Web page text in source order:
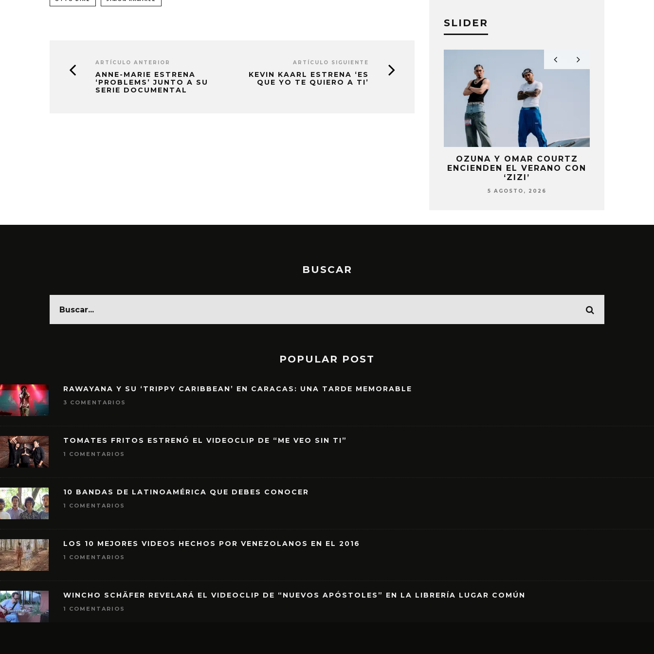
ARTÍCULO ANTERIOR
ANNE-MARIE ESTRENA
‘PROBLEMS’ JUNTO A SU
SERIE DOCUMENTAL
ARTÍCULO SIGUIENTE
KEVIN KAARL ESTRENA ‘ES
QUE YO TE QUIERO A TI’
SLIDER
OZUNA Y OMAR COURTZ
ENCIENDEN EL VERANO CON
‘ZIZI’
5 AGOSTO, 2026
BUSCAR
POPULAR POST
RAWAYANA Y SU ‘TRIPPY CARIBBEAN’ EN CARACAS: UNA TARDE MEMORABLE
3 COMENTARIOS
TOMATES FRITOS ESTRENÓ EL VIDEOCLIP DE “ME VEO SIN TI”
1 COMENTARIOS
10 BANDAS DE LATINOAMÉRICA QUE DEBES CONOCER
1 COMENTARIOS
LOS 10 MEJORES VIDEOS HECHOS POR VENEZOLANOS EN EL 2016
1 COMENTARIOS
WINCHO SCHÄFER REVELARÁ EL VIDEOCLIP DE “NUEVOS APÓSTOLES” EN LA LIBRERÍA LUGAR COMÚN
1 COMENTARIOS